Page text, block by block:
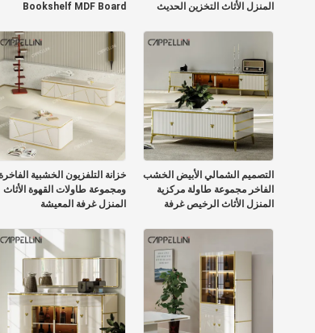
Bookshelf MDF Board
المنزل الأثاث التخزين الحديث
أعلى خزانة التلفزيون
خزانة التلفزيون الخشبية
ومجموعة طاولات القهوة الأثاث
المنزل غرفة المعيشة
التصميم الشمالي الأبيض الخشب
الفاخر مجموعة طاولة مركزية
المنزل الأثاث الرخيص غرفة
الحديثة الخشبية